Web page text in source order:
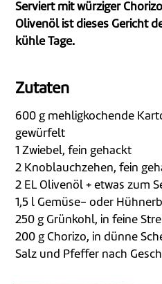
Serviert mit würziger
Olivenöl ist dieses Gericht
kühle Tage.
Zutaten
600 g mehligkochende
gewürfelt
1 Zwiebel, fein gehackt
2 Knoblauchzehen, fein
2 EL Olivenöl + etwas zum
1,5 l Gemüse- oder
250 g Grünkohl, in feine
200 g Chorizo, in dünne
Salz und Pfeffer nach